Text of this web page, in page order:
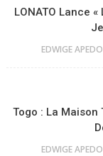
LONATO Lance
EDWIGE APEDO
Togo : La Maison
EDWIGE APEDO